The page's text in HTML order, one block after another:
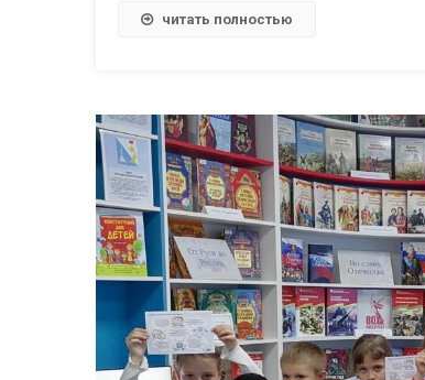
читать полностью